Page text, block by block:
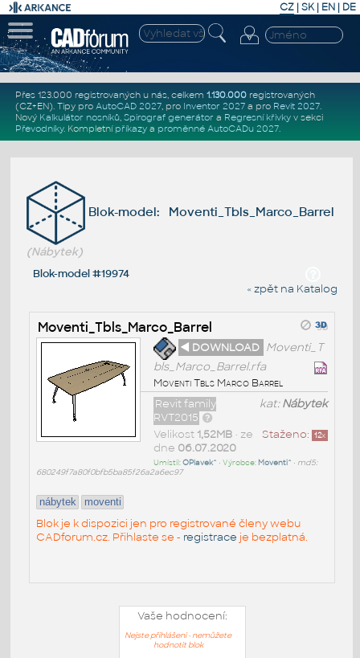
CZ | SK| EN | DE
Přes 123.000 registrovaných u nás, celkem 1.130.000registrovaných
(CZ+EN). Tipy pro AutoCAD 2027, pro Inventor 2027a pro Revit 2027.
Nový Kalkulátor nosníků, Spirograf generátor a Regresní křivkyv sekci
Převodníky. Kompletní příkazya proměnné AutoCADu 2027.
Blok-model: Moventi_Tbls_Marco_Barrel
(Nábytek)
Blok-model #19974
« zpět na Katalog
Moventi_Tbls_Marco_Barrel
◄ DOWNLOAD Moventi_T
bls_Marco_Barrel.rfa
Moventi Tbls Marco Barrel
kat:Nábytek
Revit family
RVT2015
Staženo: 12x
Velikost 1,52MB• ze
dne 06.07.2020
Umístil:OPlavek^ • Výrobce: Moventi^ • md5:
680249f7a80f0bfb5ba85f26a2a6ec97
nábytek moventi
Blok je k dispozici jen pro registrované členy webu
CADforum.cz. Přihlaste se - registrace je bezplatná.
Vaše hodnocení:
Nejste přihlášeni - nemůžete
hodnotit blok